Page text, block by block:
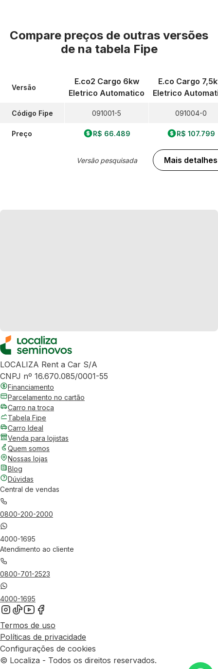
Compare preços de outras versões
de na tabela Fipe
Versão
Código Fipe
Preço
E.co2 Cargo 6kw
Eletrico Automatico
091001-5
R$ 66.489
Versão pesquisada
E.co Cargo
Eletrico
091004-0
R$ 107.799
Mais detalhes
LOCALIZA Rent a Car S/A
CNPJ nº 16.670.085/0001-55
Financiamento
Parcelamento no cartão
Carro na troca
Tabela Fipe
Carro Ideal
Venda para lojistas
Quem somos
Nossas lojas
Blog
Dúvidas
Central de vendas
0800-200-2000
4000-1695
Atendimento ao cliente
0800-701-2523
4000-1695
Termos de uso
Políticas de privacidade
Configurações de cookies
© Localiza - Todos os direitos reservados.